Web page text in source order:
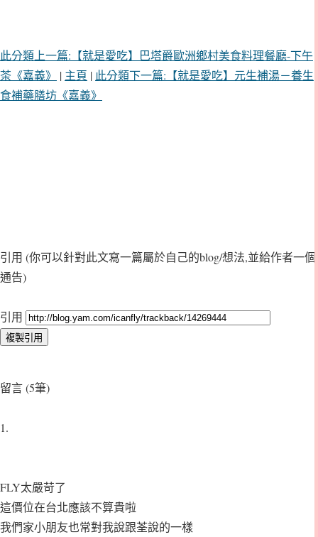
此分類上一篇:【就是愛吃】巴塔爵歐洲鄉村美食料理餐廳-下午
茶《嘉義》
| 主頁 | 此分類下一篇:【就是愛吃】元生補湯－養生
食補藥膳坊《嘉義》
引用 (你可以針對此文寫一篇屬於自己的blog/想法,並給作者一個
通告)
引用
留言 (5筆)
1.
FLY太嚴苛了
這價位在台北應該不算貴啦
我們家小朋友也常對我說跟荃說的一樣